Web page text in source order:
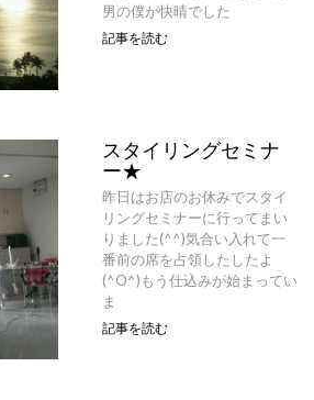
男の僕が快晴でした
記事を読む
スタイリングセミナ
ー★
昨日はお店のお休みでスタイ
リングセミナーに行ってまい
りました(^^)気合い入れて一
番前の席を占領したしたよ
(^O^)もう仕込みが始まってい
ま
記事を読む